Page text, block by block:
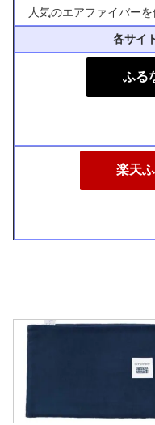
人気のエアファイバー
各サイ
ふる
楽天